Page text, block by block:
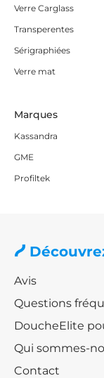
Verre Carglass
Transperentes
Sérigraphiées
Verre mat
Marques
Kassandra
GME
Profiltek
Avis
Questions
DoucheElite
Qui sommes-
Contact